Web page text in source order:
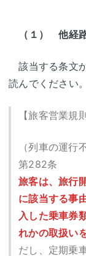
（１） 他経路
該当する条文
読んでください。
【旅客営業規則
（列車の運行
第282条
旅客は、旅行
に該当する事
入した乗車券
れかの取扱い
だし、定期乗